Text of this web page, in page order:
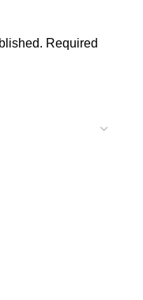
Required